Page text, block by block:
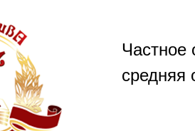
Частное
средняя